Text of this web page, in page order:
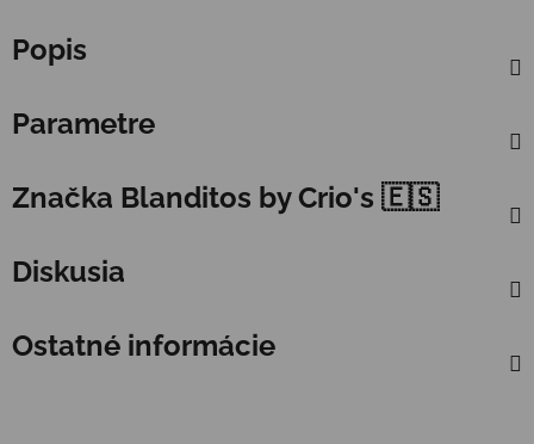
Popis
Parametre
Značka Blanditos by Crio's 🇪🇸
Diskusia
Ostatné informácie